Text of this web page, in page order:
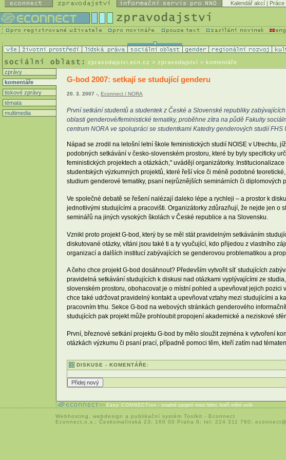
Kalendář akcí | Práce
zpravodajstvi.ecn.cz > zpravodajství > komentáře
zprávy
komentáře
tiskové zprávy
témata
multimedia
G-bod 2007: setkají se studující genderu
20. 3. 2007 -, Econnect / NORA
První setkání studentů a studentek z České a Slovenské republiky
oblasti genderové/feministické tematiky, proběhne zítra na půdě Fakulty
centrum NORA ve spolupráci se studentkami Katedry genderových studií
Nápad se zrodil na letošní letní škole feministických studií NOISE v Utrechtu,
podobných setkávání v česko-slovenském prostoru, které by byly specificky
feministických projektech a otázkách," uvádějí organizátorky.
studentských výzkumných projektů, které řeší více či méně podobné
studium genderové tematiky, psaní nejrůznějších seminárních či
Ve společné debatě se řešení nalézají daleko lépe a rychleji – a prostor k
jednotlivými studujícími a pracovišti. Organizátorky zdůrazňují, že nejde jen o
seminářů na jiných vysokých školách v České republice a na Slovensku.
Vznikl proto projekt G-bod, který by se měl stát pravidelným setkáváním
diskutované otázky, vítáni jsou také ti a ty vyučující, kdo přijedou z vlastního
organizací a dalších institucí zabývajících se genderovou problematikou a
A čeho chce projekt G-bod dosáhnout? Především vytvořit síť studujících
pravidelná setkávání studujících k diskusi nad otázkami vyplývajícími ze
slovenském prostoru, obohacovat je o místní pohled a upevňovat jejich
chce také udržovat pravidelný kontakt a upevňovat vztahy mezi studujícími a
pracovním trhu. Sekce G-bod na webových stránkách genderového
studujících pak projekt může prohloubit propojení akademické a neziskové
První, březnové setkání projektu G-bod by mělo sloužit zejména k vytvoření
otázkách výzkumu či psaní prací, případně pomoci těm, kteří zatím nad
DISKUSE - KOMENTÁŘE:
Easy CONNECTion - snadné spojení mezi lidmi, kteří mění svět
Webhosting webdesign a publikační systém Toolkit - Econnect
Econnect,o.s.; Českomalínská 23; 160 00 Praha 6; tel: 224 311 780;